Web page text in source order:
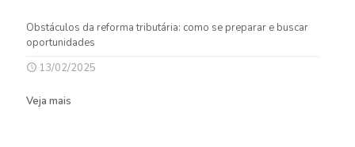
Obstáculos da reforma tributária: como se preparar e buscar
oportunidades
13/02/2025
Veja mais